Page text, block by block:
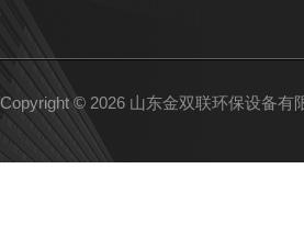
Copyright © 2026 山东金双联环保设备有